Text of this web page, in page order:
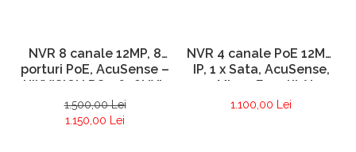
NVR 8 canale 12MP, 8
porturi PoE, AcuSense –
HIKVISION DS-7608NXI-
K1/8P
1.500,00 Lei
1.150,00 Lei
NVR 4 canale PoE 12MP,
IP, 1 x Sata, AcuSense,
40 Mbps, Functii AI –
Hikvision DS-7604NXI-
1.100,00 Lei